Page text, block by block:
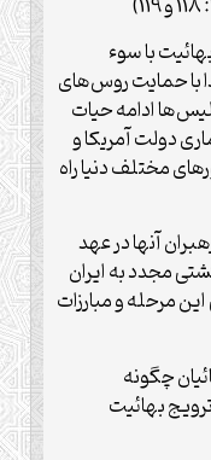
با سوء
با حمایت روس‌های
ادامه حیات
دولت آمریکا و
مختلف دنیا راه
آنها در عهد
مجدد به ایران
مرحله و مبارزات
چگونه
بهائیت